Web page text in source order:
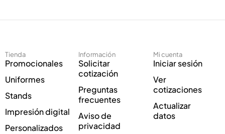
o
r
r
o
E
e
c
c
n
i
c
o
*
Tienda
Promocionales
Uniformes
Stands
Impresión digital
Personalizados
Información
Solicitar
cotización
Preguntas
frecuentes
Aviso de
privacidad
Mi cuenta
Iniciar sesión
Ver
cotizaciones
Actualizar
datos